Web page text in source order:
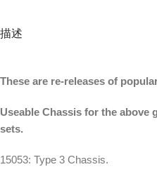
描述
These are re-releases of
Useable Chassis for the above
sets.
15053: Type 3 Chassis.